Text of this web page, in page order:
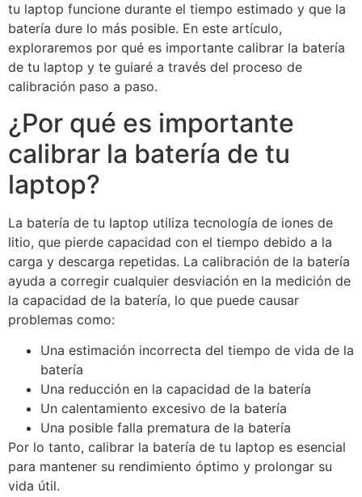
tu laptop funcione durante el tiempo estimado y que la
batería dure lo más posible. En este artículo,
exploraremos por qué es importante calibrar la batería
de tu laptop y te guiaré a través del proceso de
calibración paso a paso.
¿Por qué es importante
calibrar la batería de tu
laptop?
La batería de tu laptop utiliza tecnología de iones de
litio, que pierde capacidad con el tiempo debido a la
carga y descarga repetidas. La calibración de la batería
ayuda a corregir cualquier desviación en la medición de
la capacidad de la batería, lo que puede causar
problemas como:
Una estimación incorrecta del tiempo de vida de la
batería
Una reducción en la capacidad de la batería
Un calentamiento excesivo de la batería
Una posible falla prematura de la batería
Por lo tanto, calibrar la batería de tu laptop es esencial
para mantener su rendimiento óptimo y prolongar su
vida útil.